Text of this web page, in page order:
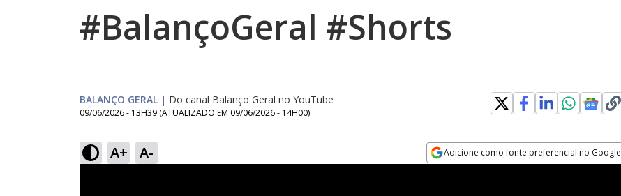
#BalançoGeral #Shorts
BALANÇO GERAL | Do canal Balanço Geral no YouTube
09/06/2026 - 13H39 (ATUALIZADO EM 09/06/2026 - 14H00)
A+ A- Adicione como fonte preferencial no Google